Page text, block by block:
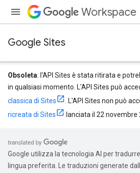
Workspace
Google Sites
Obsoleta: l'API Sites è stata ritirata e
in qualsiasi momento. L'API Sites può
classica di Sites
. L'API Sites non può
ricreata di Sites
lanciata il 22 novembre
Google utilizza la tecnologia AI per
lingua preferita. Le traduzioni generate